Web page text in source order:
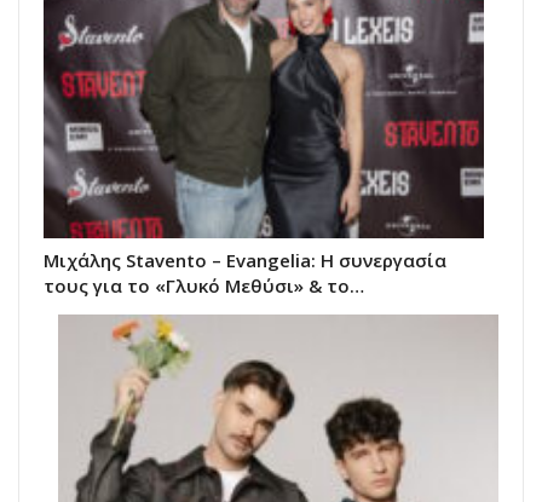
Μιχάλης Stavento – Evangelia: Η συνεργασία
τους για το «Γλυκό Μεθύσι» & το…